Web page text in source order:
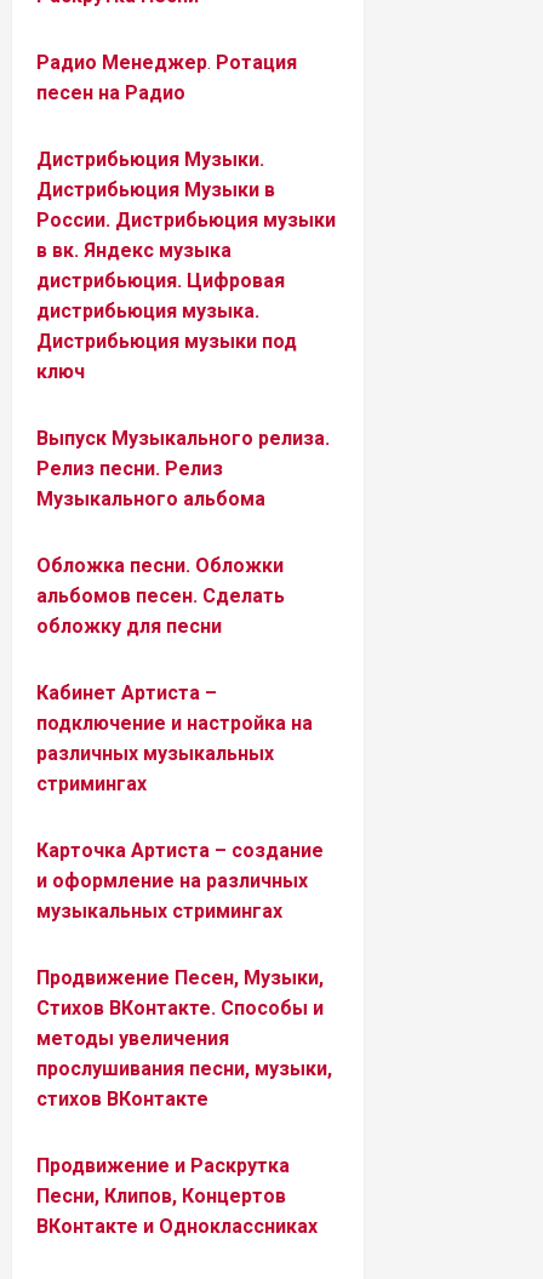
Радио Менеджер. Ротация
песен на Радио
Дистрибьюция Музыки.
Дистрибьюция Музыки в
России. Дистрибьюция музыки
в вк. Яндекс музыка
дистрибьюция. Цифровая
дистрибьюция музыка.
Дистрибьюция музыки под
ключ
Выпуск Музыкального релиза.
Релиз песни. Релиз
Музыкального альбома
Обложка песни. Обложки
альбомов песен. Сделать
обложку для песни
Кабинет Артиста –
подключение и настройка на
различных музыкальных
стримингах
Карточка Артиста – создание
и оформление на различных
музыкальных стримингах
Продвижение Песен, Музыки,
Стихов ВКонтакте. Способы и
методы увеличения
прослушивания песни, музыки,
стихов ВКонтакте
Продвижение и Раскрутка
Песни, Клипов, Концертов
ВКонтакте и Одноклассниках